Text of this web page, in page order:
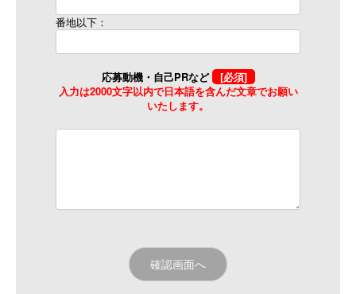
番地以下：
応募動機・自己PRなど
[必須]
入力は2000文字以内で日本語を含んだ文章でお願い
いたします。